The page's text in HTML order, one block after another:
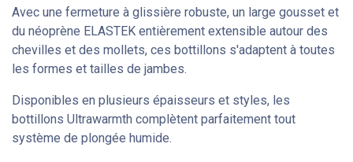
Avec une fermeture à glissière robuste, un large gousset et
du néoprène ELASTEK entièrement extensible autour des
chevilles et des mollets, ces bottillons s'adaptent à toutes
les formes et tailles de jambes.
Disponibles en plusieurs épaisseurs et styles, les
bottillons Ultrawarmth complètent parfaitement tout
système de plongée humide.